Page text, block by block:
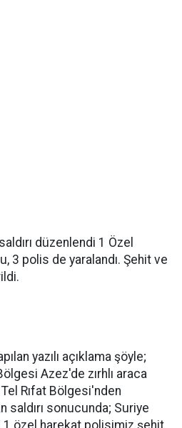
düzenlendi 1 Özel
3 polis de yaralandı. Şehit ve
yazılı açıklama şöyle;
Azez'de zırhlı araca
Rıfat Bölgesi'nden
saldırı sonucunda; Suriye
özel harekat polisimiz şehit